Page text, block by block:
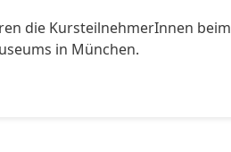
die KursteilnehmerInnen beim
in München.